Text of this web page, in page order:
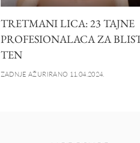
TRETMANI LICA: 23 TAJNE
PROFESIONALACA ZA
TEN
ZADNJE AŽURIRANO 11.04.2024.